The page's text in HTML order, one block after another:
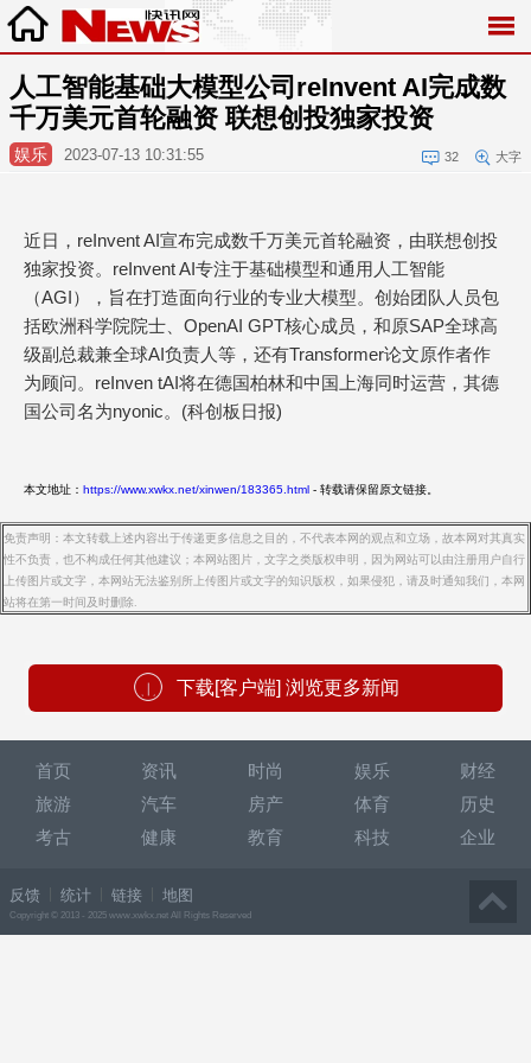
人工智能基础大模型公司reInvent AI完成数
千万美元首轮融资 联想创投独家投资
娱乐 2023-07-13 10:31:55 32 大字
近日，reInvent AI宣布完成数千万美元首轮融资，由联想创投
独家投资。reInvent AI专注于基础模型和通用人工智能
（AGI），旨在打造面向行业的专业大模型。创始团队人员包
括欧洲科学院院士、OpenAI GPT核心成员，和原SAP全球高
级副总裁兼全球AI负责人等，还有Transformer论文原作者作
为顾问。reInven tAI将在德国柏林和中国上海同时运营，其德
国公司名为nyonic。(科创板日报)
本文地址： https://www.xwkx.net/xinwen/183365.html - 转载请保留原文链接。
免责声明：本文转载上述内容出于传递更多信息之目的，不代表本网的观点和立场，故本网对其真实
性不负责，也不构成任何其他建议；本网站图片，文字之类版权申明，因为网站可以由注册用户自行
上传图片或文字，本网站无法鉴别所上传图片或文字的知识版权，如果侵犯，请及时通知我们，本网
站将在第一时间及时删除.
下载[客户端] 浏览更多新闻
首页 资讯 时尚 娱乐
财经
旅游
汽车 房产 体育
历史
考古
健康 教育 科技 企业
反馈 统计 链接 地图
Copyright © 2013 - 2025 www.xwkx.net All Rights Reserved